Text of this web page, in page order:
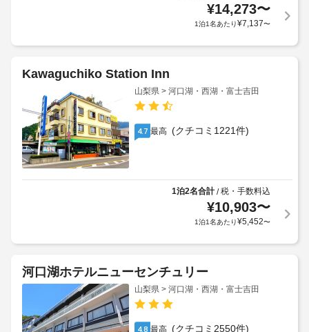
¥14,273〜
1泊1名あたり¥7,137〜
Kawaguchiko Station Inn
山梨県 > 河口湖・西湖・富士吉田
4.7 最高 (クチコミ1221件)
1泊2名合計/税・手数料込
¥10,903〜
1泊1名あたり¥5,452〜
河口湖ホテルニューセンチュリー
山梨県 > 河口湖・西湖・富士吉田
4.8 最高 (クチコミ2550件)